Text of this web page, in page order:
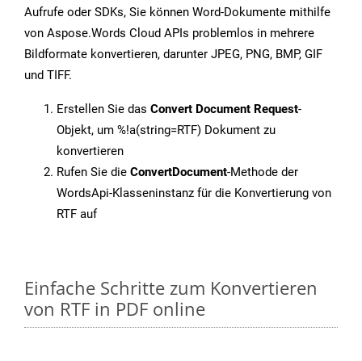
Aufrufe oder SDKs, Sie können Word-Dokumente mithilfe
von Aspose.Words Cloud APIs problemlos in mehrere
Bildformate konvertieren, darunter JPEG, PNG, BMP, GIF
und TIFF.
Erstellen Sie das Convert Document Request-
Objekt, um %!a(string=RTF) Dokument zu
konvertieren
Rufen Sie die ConvertDocument-Methode der
WordsApi-Klasseninstanz für die Konvertierung von
RTF auf
Einfache Schritte zum Konvertieren
von RTF in PDF online